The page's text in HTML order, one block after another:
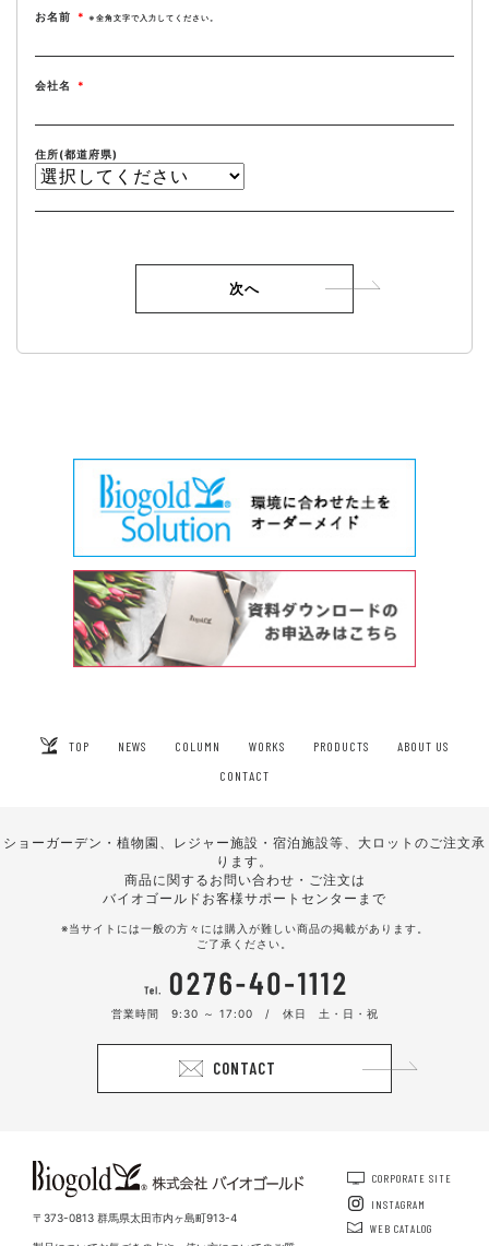
お名前 * ※全角文字で入力してください。
会社名 *
住所(都道府県)
TOP NEWS COLUMN WORKS PRODUCTS
ABOUT US
CONTACT
ショーガーデン・植物園、レジャー施設・宿泊施設等、大ロットのご注文承
ります。
商品に関するお問い合わせ・ご注文は
バイオゴールドお客様サポートセンターまで
※当サイトには一般の方々には購入が難しい商品の掲載があります。
ご了承ください。
営業時間 9:30 ～ 17:00 / 休日 土・日・祝
CONTACT
〒373-0813 群馬県太田市内ヶ島町913-4
CORPORATE SITE
INSTAGRAM
WEB CATALOG